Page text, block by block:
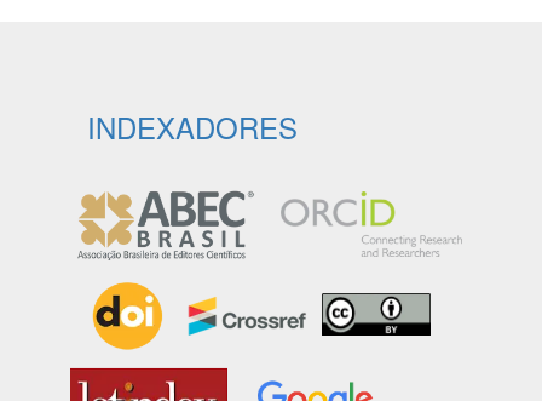
INDEXADORES